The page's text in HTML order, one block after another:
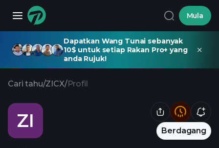
Mula
Dapatkan Wang Tunai sebanyak
10$ untuk setiap Rakan Pro+ yang
anda Rujuk!
Cari tahu/ZICX/Profil
ZI Berdagang